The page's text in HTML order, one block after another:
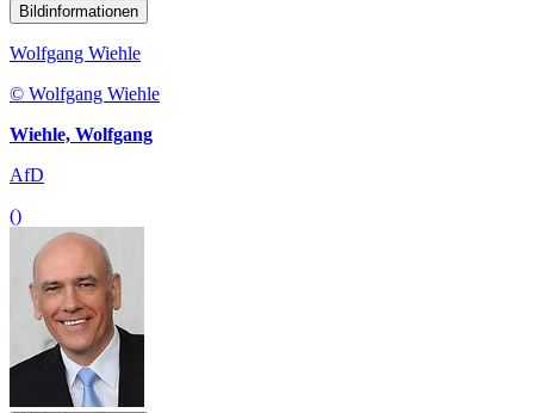
Bildinformationen
Wolfgang Wiehle
© Wolfgang Wiehle
Wiehle, Wolfgang
AfD
()